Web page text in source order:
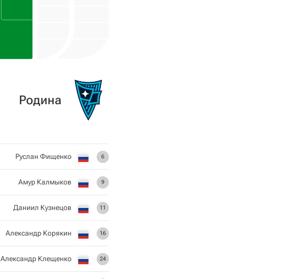
Родина
6
Руслан Фищенко
9
Амур Калмыков
11
Даниил Кузнецов
16
Александр Корякин
24
Александр Клещенко